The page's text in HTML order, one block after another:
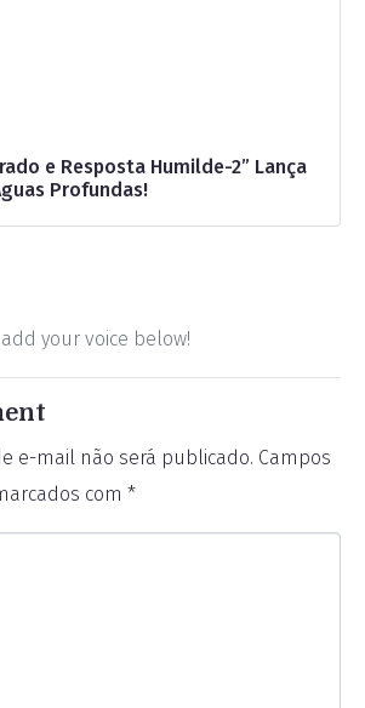
e Resposta Humilde-2” Lança
Profundas!
your voice below!
e-mail não será publicado. Campos
com *